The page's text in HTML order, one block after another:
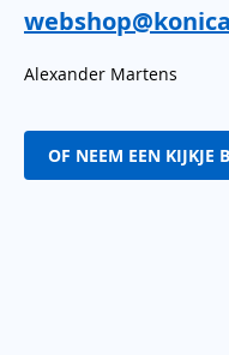
Alexander Martens
OF NEEM EEN KIJKJE